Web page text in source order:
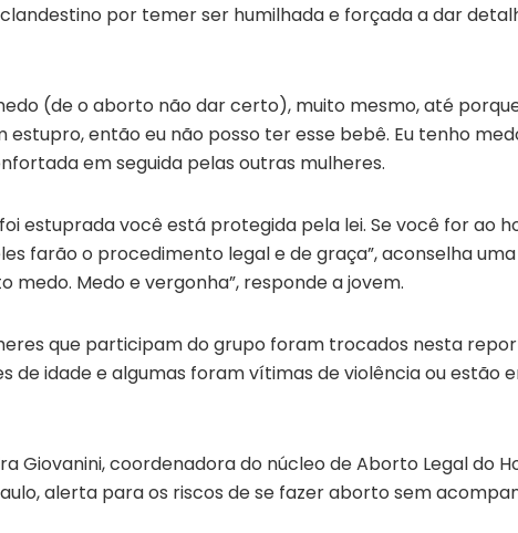
por temer ser humilhada e forçada a dar
(de o aborto não dar certo), muito mesmo, até
estupro, então eu não posso ter esse bebê. Eu tenho
em seguida pelas outras mulheres.
foi estuprada você está protegida pela lei. Se você for ao
farão o procedimento legal e de graça”, aconselha
medo. Medo e vergonha”, responde a jovem.
que participam do grupo foram trocados nesta
de idade e algumas foram vítimas de violência ou estão
Giovanini, coordenadora do núcleo de Aborto Legal do
alerta para os riscos de se fazer aborto sem